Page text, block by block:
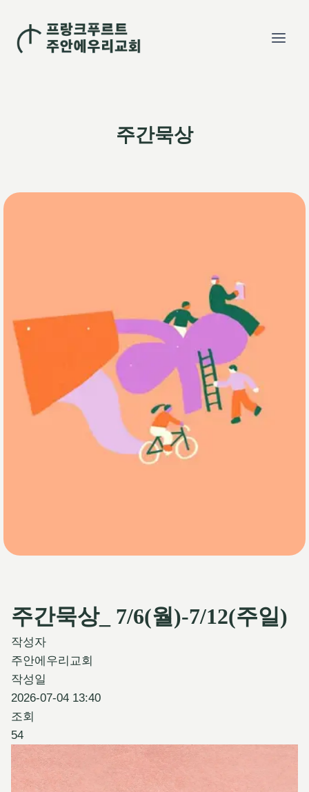
content
주간묵상
주간묵상_ 7/6(월)-7/12(주일)
작성자
주안에우리교회
작성일
2026-07-04 13:40
조회
54